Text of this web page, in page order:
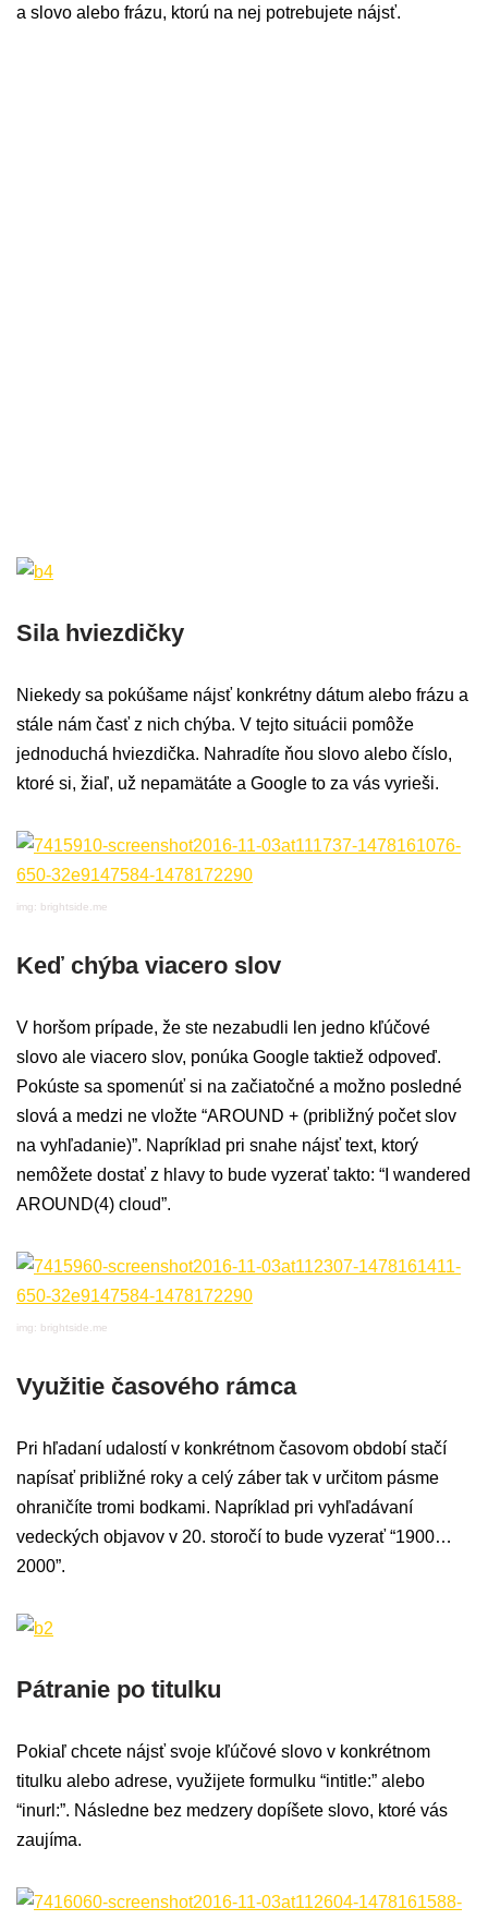
a slovo alebo frázu, ktorú na nej potrebujete nájsť.
Sila hviezdičky
Niekedy sa pokúšame nájsť konkrétny dátum alebo frázu a
stále nám časť z nich chýba. V tejto situácii pomôže
jednoduchá hviezdička. Nahradíte ňou slovo alebo číslo,
ktoré si, žiaľ, už nepamätáte a Google to za vás vyrieši.
img: brightside.me
Keď chýba viacero slov
V horšom prípade, že ste nezabudli len jedno kľúčové
slovo ale viacero slov, ponúka Google taktiež odpoveď.
Pokúste sa spomenúť si na začiatočné a možno posledné
slová a medzi ne vložte “AROUND + (približný počet slov
na vyhľadanie)”. Napríklad pri snahe nájsť text, ktorý
nemôžete dostať z hlavy to bude vyzerať takto: “I wandered
AROUND(4) cloud”.
img: brightside.me
Využitie časového rámca
Pri hľadaní udalostí v konkrétnom časovom období stačí
napísať približné roky a celý záber tak v určitom pásme
ohraničíte tromi bodkami. Napríklad pri vyhľadávaní
vedeckých objavov v 20. storočí to bude vyzerať “1900…
2000”.
Pátranie po titulku
Pokiaľ chcete nájsť svoje kľúčové slovo v konkrétnom
titulku alebo adrese, využijete formulku “intitle:” alebo
“inurl:”. Následne bez medzery dopíšete slovo, ktoré vás
zaujíma.